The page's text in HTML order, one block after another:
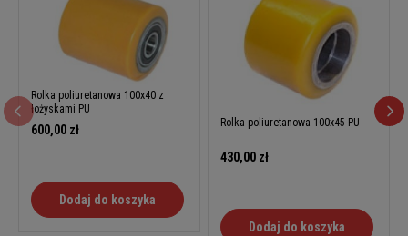
Rolka poliuretanowa 100x40 z
łożyskami PU
600,00 zł
Dodaj do koszyka
Rolka poliuretanowa 100x45 PU
430,00 zł
Dodaj do koszyka